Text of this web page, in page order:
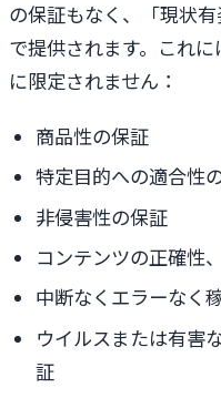
の保証もなく、「現状有
で提供されます。これ
に限定されません：
商品性の保証
特定目的への適合性
非侵害性の保証
コンテンツの正確性
中断なくエラーなく
ウイルスまたは有害
証